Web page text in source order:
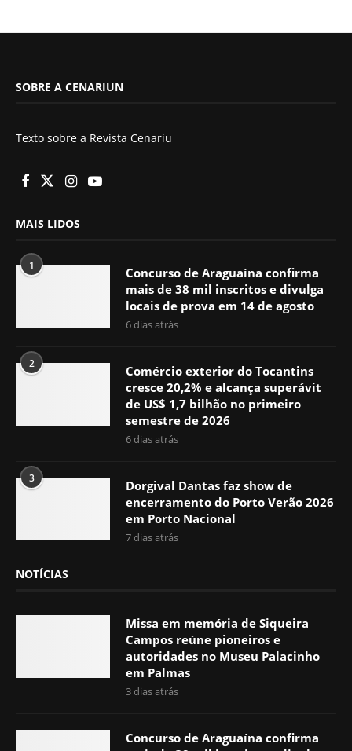
SOBRE A CENARIUN
Texto sobre a Revista Cenariu
MAIS LIDOS
1
Concurso de Araguaína confirma
mais de 38 mil inscritos e divulga
locais de prova em 14 de agosto
6 dias atrás
2
Comércio exterior do Tocantins
cresce 20,2% e alcança superávit
de US$ 1,7 bilhão no primeiro
semestre de 2026
6 dias atrás
3
Dorgival Dantas faz show de
encerramento do Porto Verão 2026
em Porto Nacional
7 dias atrás
NOTÍCIAS
Missa em memória de Siqueira
Campos reúne pioneiros e
autoridades no Museu Palacinho
em Palmas
3 dias atrás
Concurso de Araguaína confirma